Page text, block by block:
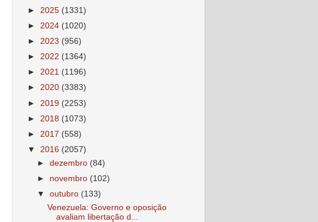
► 2025 (1331)
► 2024 (1020)
► 2023 (956)
► 2022 (1364)
► 2021 (1196)
► 2020 (3383)
► 2019 (2253)
► 2018 (1073)
► 2017 (558)
▼ 2016 (2057)
►dezembro (84)
► novembro (102)
▼outubro (133)
Venezuela: Governo e oposição
avaliam libertação d...